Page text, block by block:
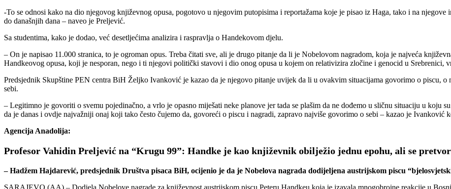
-To se odnosi kako na dio njegovog književnog opusa, pogotovo u njegovim putopisima i reportažama koje je pisao iz Haga, tako i na njegove
do današnjih dana – naveo je Preljević.
Sa studentima, kako je dodao, već desetljećima analizira i raspravlja o Handekovom djelu.
– On je napisao 11.000 stranica, to je ogroman opus. Treba čitati sve, ali je drugo pitanje da li je Nobelovom nagradom, koja je najveća
Handkeovog opusa, koji je nesporan, nego i ti njegovi politički stavovi i dio onog opusa u kojem on relativizira zločine i genocid u
Predsjednik Skupštine PEN centra BiH Željko Ivanković je kazao da je njegovo pitanje uvijek da li u ovakvim situacijama govorimo o piscu,
sebi.
– Legitimno je govoriti o svemu pojedinačno, a vrlo je opasno miješati neke planove jer tada se plašim da ne dođemo u sličnu situaciju u koju
da je danas i ovdje najvažniji onaj koji tako često čujemo da, govoreći o piscu i nagradi, zapravo najviše govorimo o sebi – kazao je
Agencija Anadolija:
Profesor Vahidin Preljević na “Krugu 99”: Handke je kao književnik obilježio jednu epohu, ali se
– Hadžem Hajdarević, predsjednik Društva pisaca BiH, ocijenio je da je Nobelova nagrada dodijeljena austrijskom piscu
SARAJEVO (AA) – Dodjela Nobelove nagrade za književnost austrijskom piscu Peteru Handkeu koja je izavala mnogobrojne reakcije u